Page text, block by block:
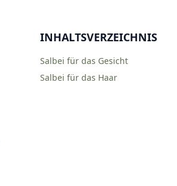
INHALTSVERZEICHNIS
Salbei für das Gesicht
Salbei für das Haar